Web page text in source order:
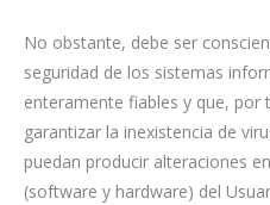
No obstante, debe ser
seguridad de los sistemas
enteramente fiables y que, por
garantizar la inexistencia de
puedan producir alteraciones
(software y hardware) del